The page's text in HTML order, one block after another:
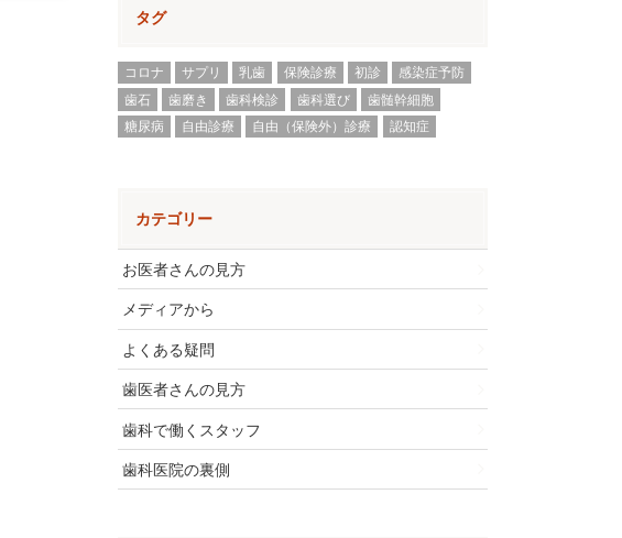
タグ
コロナ サプリ 乳歯 保険診療 初診
感染症予防
歯石
歯磨き 歯科検診 歯科選び
歯髄幹細胞
糖尿病
自由診療 自由（保険外）診療 認知症
カテゴリー
お医者さんの見方
メディアから
よくある疑問
歯医者さんの見方
歯科で働くスタッフ
歯科医院の裏側